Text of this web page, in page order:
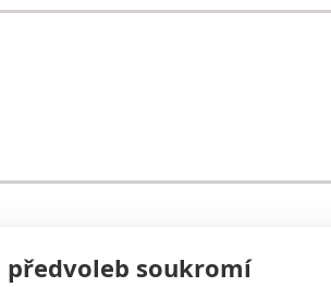
předvoleb soukromí